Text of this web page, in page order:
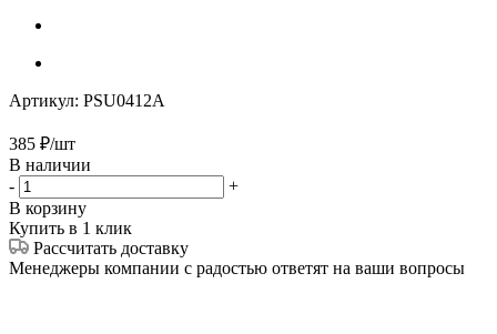
Артикул: PSU0412A
385 ₽/шт
В наличии
-
+
В корзину
Купить в 1 клик
Рассчитать доставку
Менеджеры компании с радостью ответят на ваши вопросы